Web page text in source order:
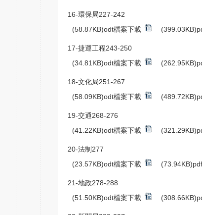
16-環保局227-242
(58.87KB)odt檔案下載
17-捷運工程243-250
(34.81KB)odt檔案下載
18-文化局251-267
(58.09KB)odt檔案下載
19-交通268-276
(41.22KB)odt檔案下載
20-法制277
(23.57KB)odt檔案下載
21-地政278-288
(51.50KB)odt檔案下載